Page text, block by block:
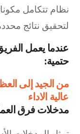
نظام تتكامل
لتحقيق نتائج
عندما يعمل
حتمية:
من الجيد إلى
عالية الاداء
مدخلات فرق